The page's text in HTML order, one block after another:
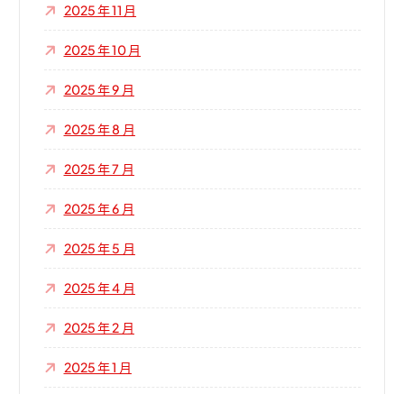
2025 年 11 月
2025 年 10 月
2025 年 9 月
2025 年 8 月
2025 年 7 月
2025 年 6 月
2025 年 5 月
2025 年 4 月
2025 年 2 月
2025 年 1 月